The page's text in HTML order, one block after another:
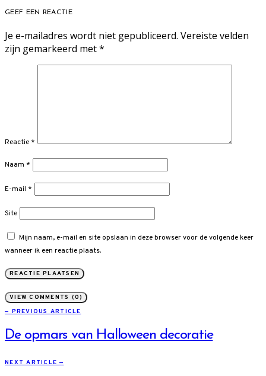
GEEF EEN REACTIE
Je e-mailadres wordt niet gepubliceerd. Vereiste velden
zijn gemarkeerd met*
Reactie *
Naam *
E-mail *
Site
Mijn naam, e-mail en site opslaan in deze browser voor de volgende keer
wanneer ik een reactie plaats.
VIEW COMMENTS (0)
— PREVIOUS ARTICLE
De opmars van Halloween decoratie
NEXT ARTICLE —